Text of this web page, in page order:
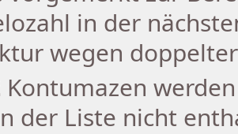
in der
wegen
Kontumazen
der Liste nicht